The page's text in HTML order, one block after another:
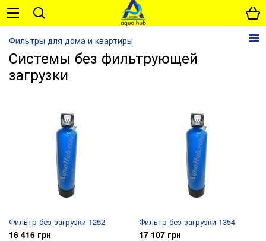
Фильтры для дома и квартиры
Системы без фильтрующей
загрузки
Фильтр без загрузки 1252
16 416 грн
Фильтр без загрузки 1354
17 107 грн